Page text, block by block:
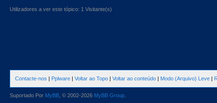
Utilizadores a ver este tópico: 1 Visitante(s)
Contacte-nos | Pplware | Voltar ao Topo | Voltar ao conteúdo | Modo (Arquivo) Leve |
Suportado Por MyBB , © 2002-2026 MyBB Group